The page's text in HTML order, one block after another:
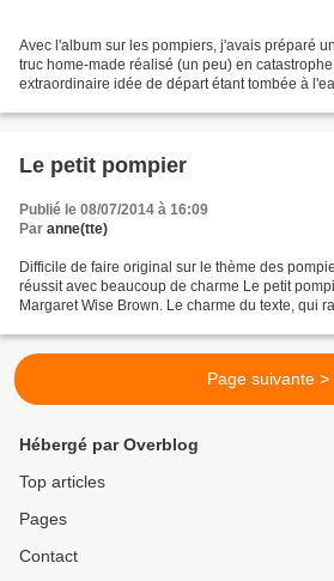
Avec l'album sur les pompiers, j'avais préparé
truc home-made réalisé (un peu) en
extraordinaire idée de départ étant tombée à
Le petit pompier
Publié le 08/07/2014 à 16:09
Par anne(tte)
Difficile de faire original sur le thème des
réussit avec beaucoup de charme Le petit
Margaret Wise Brown. Le charme du texte, qui
Page suivante >
Hébergé par Overblog
Top articles
Pages
Contact